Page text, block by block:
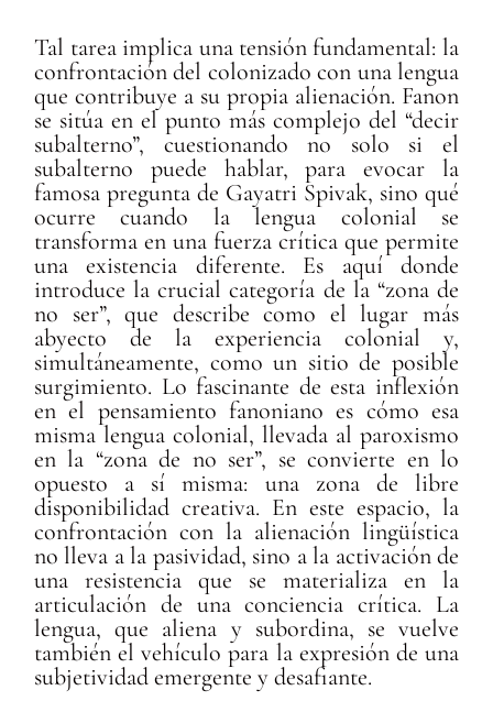
Tal tarea implica una tensión fundamental: la
confrontación del colonizado con una lengua
que contribuye a su propia alienación. Fanon
se sitúa en el punto más complejo del “decir
subalterno”, cuestionando no solo si el
subalterno puede hablar, para evocar la
famosa pregunta de Gayatri Spivak, sino qué
ocurre cuando la lengua colonial se
transforma en una fuerza crítica que permite
una existencia diferente. Es aquí donde
introduce la crucial categoría de la “zona de
no ser”, que describe como el lugar más
abyecto de la experiencia colonial y,
simultáneamente, como un sitio de posible
surgimiento. Lo fascinante de esta inflexión
en el pensamiento fanoniano es cómo esa
misma lengua colonial, llevada al paroxismo
en la “zona de no ser”, se convierte en lo
opuesto a sí misma: una zona de libre
disponibilidad creativa. En este espacio, la
confrontación con la alienación lingüística
no lleva a la pasividad, sino a la activación de
una resistencia que se materializa en la
articulación de una conciencia crítica. La
lengua, que aliena y subordina, se vuelve
también el vehículo para la expresión de una
subjetividad emergente y desafiante.